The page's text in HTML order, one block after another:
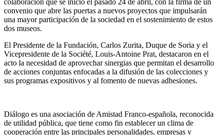
colaboración que se inició el pasado 24 de abril, con la firma de un
convenio que abre las puertas a nuevos proyectos que impulsarán
una mayor participación de la sociedad en el sostenimiento de estos
dos museos.
El Presidente de la Fundación, Carlos Zurita, Duque de Soria y el
Vicepresidente de la Société, Louis-Antoine Prat, destacaron en el
acto la necesidad de aprovechar sinergias que permitan el desarrollo
de acciones conjuntas enfocadas a la difusión de las colecciones y
sus programas expositivos y al fomento de nuevas adhesiones.
Diálogo es una asociación de Amistad Franco-española, reconocida
de utilidad pública, que tiene como fin establecer un clima de
cooperación entre las principales personalidades, empresas y